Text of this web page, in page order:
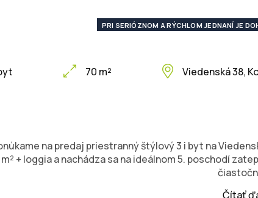
PRI SERIÓZNOM A RÝCHLOM JEDNANÍ JE
70 m² Viedenská 38,
na predaj priestranný štýlový 3 i byt na
+ loggia a nachádza sa na ideálnom 5. poschodí
Čítať